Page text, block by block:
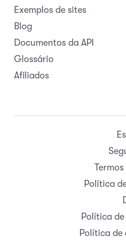
Exemplos de sites
Blog
Documentos da API
Glossário
Afiliados
Política
Política
Política de